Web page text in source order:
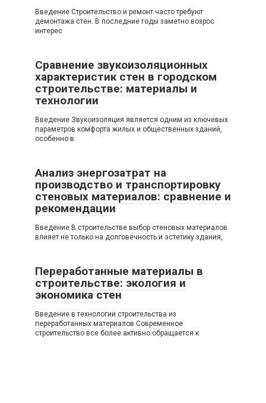
Введение Строительство и ремонт часто требуют
демонтажа стен. В последние годы заметно возрос
интерес
Сравнение звукоизоляционных
характеристик стен в городском
строительстве: материалы и
технологии
Введение Звукоизоляция является одним из ключевых
параметров комфорта жилых и общественных зданий,
особенно в
Анализ энергозатрат на
производство и транспортировку
стеновых материалов: сравнение и
рекомендации
Введение В строительстве выбор стеновых материалов
влияет не только на долговечность и эстетику здания,
Переработанные материалы в
строительстве: экология и
экономика стен
Введение в технологии строительства из
переработанных материалов Современное
строительство все более активно обращается к